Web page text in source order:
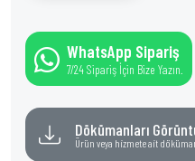
WhatsApp Sipariş
7/24 Sipariş İçin Bize Yazın.
Dökümanları
Ürün veya hizmete ait